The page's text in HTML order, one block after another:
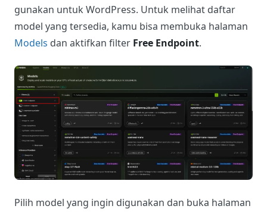
gunakan untuk WordPress. Untuk melihat daftar
model yang tersedia, kamu bisa membuka halaman
Models dan aktifkan filter Free Endpoint.
Pilih model yang ingin digunakan dan buka halaman